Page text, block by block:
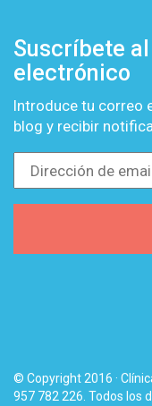
Suscríbete
electrónico
Introduce tu correo
blog y recibir
Dirección
email
© Copyright 2016 ·
957 782 226. Todos los